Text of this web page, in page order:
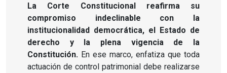
La Corte Constitucional reafirma su
compromiso indeclinable con la
institucionalidad democrática, el Estado de
derecho y la plena vigencia de la
Constitución. En ese marco, enfatiza que toda
actuación de control patrimonial debe realizarse